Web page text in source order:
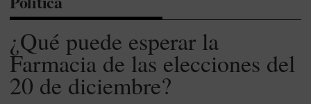
¿Qué puede esperar la
Farmacia de las elecciones del
20 de diciembre?